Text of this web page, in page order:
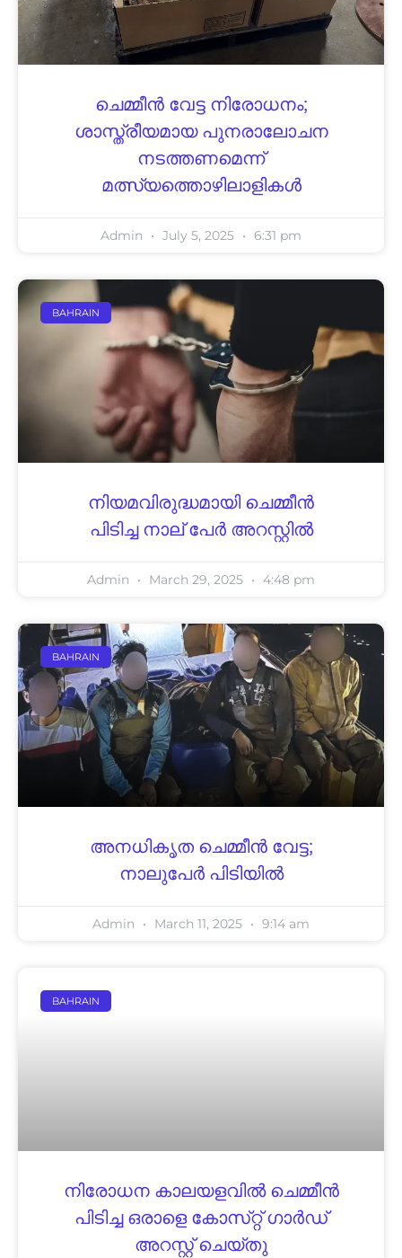
ചെമ്മീന്‍ വേട്ട നിരോധനം;
ശാസ്ത്രീയമായ പുനരാലോചന
നടത്തണമെന്ന്
മത്സ്യത്തൊഴിലാളികള്‍
Admin July 5, 2025 6:31 pm
BAHRAIN
നിയമവിരുദ്ധമായി ചെമ്മീന്‍
പിടിച്ച നാല് പേര്‍ അറസ്റ്റില്‍
Admin March 29, 2025 4:48 pm
BAHRAIN
അനധികൃത ചെമ്മീന്‍ വേട്ട;
നാലുപേര്‍ പിടിയില്‍
Admin March 11, 2025 9:14 am
BAHRAIN
നിരോധന കാലയളവിൽ ചെമ്മീൻ
പിടിച്ച ഒരാളെ കോ​സ്​​റ്റ്​ ഗാ​ർ​ഡ്
അറസ്റ്റ് ചെയ്തു